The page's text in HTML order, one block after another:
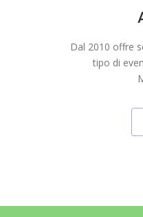
Dal 2010 offre
tipo di